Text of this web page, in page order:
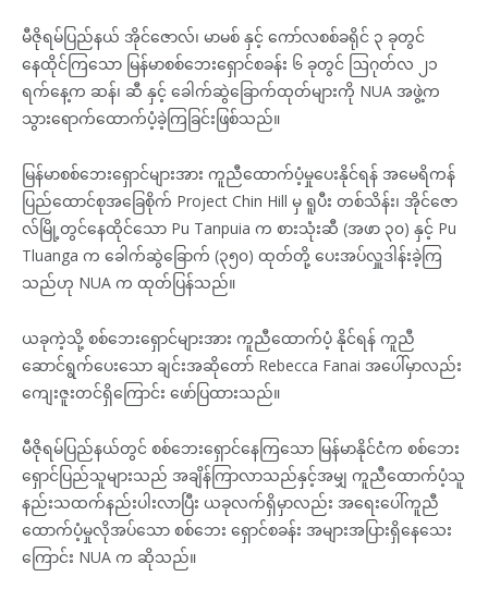
မီဇိုရမ်ပြည်နယ် အိုင်ဇောလ်၊ မာမစ် နှင့် ကော်လစစ်ခရိုင် ၃ ခုတွင်
နေထိုင်ကြသော မြန်မာစစ်ဘေးရှောင်စခန်း ၆ ခုတွင် ဩဂုတ်လ ၂၁
ရက်နေ့က ဆန်၊ ဆီ နှင့် ခေါက်ဆွဲခြောက်ထုတ်များကို NUA အဖွဲ့က
သွားရောက်ထောက်ပံ့ခဲ့ကြခြင်းဖြစ်သည်။
မြန်မာစစ်ဘေးရှောင်များအား ကူညီထောက်ပံ့မှုပေးနိုင်ရန် အမေရိကန်
ပြည်ထောင်စုအခြေစိုက် Project Chin Hill မှ ရူပီး တစ်သိန်း၊ အိုင်ဇော
လ်မြို့တွင်နေထိုင်သော Pu Tanpuia က စားသုံးဆီ (အဖာ ၃၀) နှင့် Pu
Tluanga က ခေါက်ဆွဲခြောက် (၃၅၀) ထုတ်တို့ ပေးအပ်လှူဒါန်းခဲ့ကြ
သည်ဟု NUA က ထုတ်ပြန်သည်။
ယခုကဲ့သို့ စစ်ဘေးရှောင်များအား ကူညီထောက်ပံ့ နိုင်ရန် ကူညီ
ဆောင်ရွက်ပေးသော ချင်းအဆိုတော် Rebecca Fanai အပေါ်မှာလည်း
ကျေးဇူးတင်ရှိကြောင်း ဖော်ပြထားသည်။
မီဇိုရမ်ပြည်နယ်တွင် စစ်ဘေးရှောင်နေကြသော မြန်မာနိုင်ငံက စစ်ဘေး
ရှောင်ပြည်သူများသည် အချိန်ကြာလာသည်နှင့်အမျှ ကူညီထောက်ပံ့သူ
နည်းသထက်နည်းပါးလာပြီး ယခုလက်ရှိမှာလည်း အရေးပေါ်ကူညီ
ထောက်ပံ့မှုလိုအပ်သော စစ်ဘေး ရှောင်စခန်း အများအပြားရှိနေသေး
ကြောင်း NUA က ဆိုသည်။